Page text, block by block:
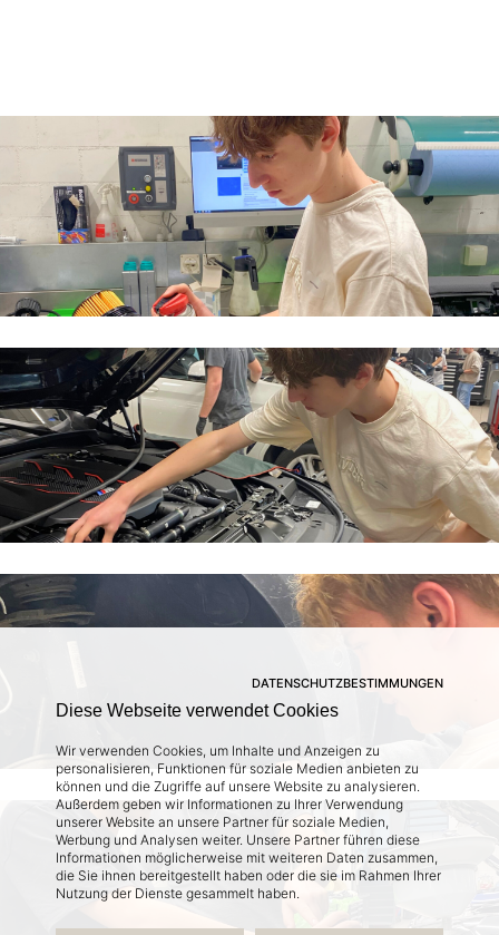
DATENSCHUTZBESTIMMUNGEN
Diese Webseite verwendet Cookies
Wir verwenden Cookies, um Inhalte und Anzeigen zu
personalisieren, Funktionen für soziale Medien anbieten zu
können und die Zugriffe auf unsere Website zu analysieren.
Außerdem geben wir Informationen zu Ihrer Verwendung
unserer Website an unsere Partner für soziale Medien,
Werbung und Analysen weiter. Unsere Partner führen diese
Informationen möglicherweise mit weiteren Daten zusammen,
die Sie ihnen bereitgestellt haben oder die sie im Rahmen Ihrer
Nutzung der Dienste gesammelt haben.